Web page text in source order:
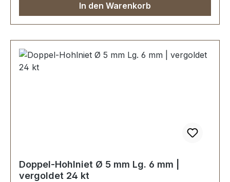
In den Warenkorb
Doppel-Hohlniet Ø 5 mm Lg. 6 mm |
vergoldet 24 kt